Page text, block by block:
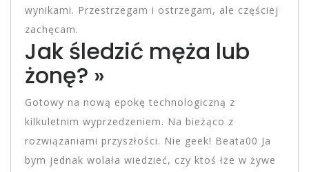
wynikami. Przestrzegam i ostrzegam, ale częściej
zachęcam.
Jak śledzić męża lub
żonę? »
Gotowy na nową epokę technologiczną z
kilkuletnim wyprzedzeniem. Na bieżąco z
rozwiązaniami przyszłości. Nie geek! Beata00 Ja
bym jednak wolała wiedzieć, czy ktoś łże w żywe